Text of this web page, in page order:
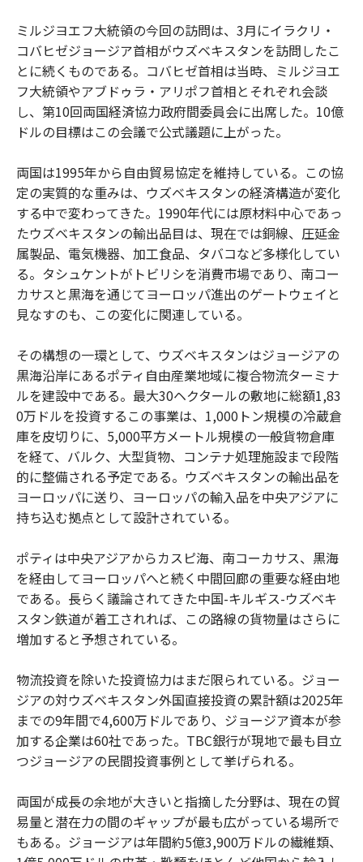
ミルジヨエフ大統領の今回の訪問は、3月にイラクリ・
コバヒゼジョージア首相がウズベキスタンを訪問したこ
とに続くものである。コバヒゼ首相は当時、ミルジヨエ
フ大統領やアブドゥラ・アリポフ首相とそれぞれ会談
し、第10回両国経済協力政府間委員会に出席した。10億
ドルの目標はこの会議で公式議題に上がった。
両国は1995年から自由貿易協定を維持している。この協
定の実質的な重みは、ウズベキスタンの経済構造が変化
する中で変わってきた。1990年代には原材料中心であっ
たウズベキスタンの輸出品目は、現在では銅線、圧延金
属製品、電気機器、加工食品、タバコなど多様化してい
る。タシュケントがトビリシを消費市場であり、南コー
カサスと黒海を通じてヨーロッパ進出のゲートウェイと
見なすのも、この変化に関連している。
その構想の一環として、ウズベキスタンはジョージアの
黒海沿岸にあるポティ自由産業地域に複合物流ターミナ
ルを建設中である。最大30ヘクタールの敷地に総額1,83
0万ドルを投資するこの事業は、1,000トン規模の冷蔵倉
庫を皮切りに、5,000平方メートル規模の一般貨物倉庫
を経て、バルク、大型貨物、コンテナ処理施設まで段階
的に整備される予定である。ウズベキスタンの輸出品を
ヨーロッパに送り、ヨーロッパの輸入品を中央アジアに
持ち込む拠点として設計されている。
ポティは中央アジアからカスピ海、南コーカサス、黒海
を経由してヨーロッパへと続く中間回廊の重要な経由地
である。長らく議論されてきた中国-キルギス-ウズベキ
スタン鉄道が着工されれば、この路線の貨物量はさらに
増加すると予想されている。
物流投資を除いた投資協力はまだ限られている。ジョー
ジアの対ウズベキスタン外国直接投資の累計額は2025年
までの9年間で4,600万ドルであり、ジョージア資本が参
加する企業は60社であった。TBC銀行が現地で最も目立
つジョージアの民間投資事例として挙げられる。
両国が成長の余地が大きいと指摘した分野は、現在の貿
易量と潜在力の間のギャップが最も広がっている場所で
もある。ジョージアは年間約5億3,900万ドルの繊維類、